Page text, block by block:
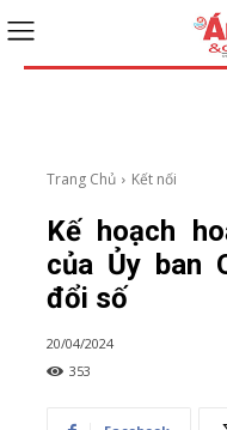
Trang Chủ Kết nối
Kế hoạch
của Ủy ban
đổi số
20/04/2024
353